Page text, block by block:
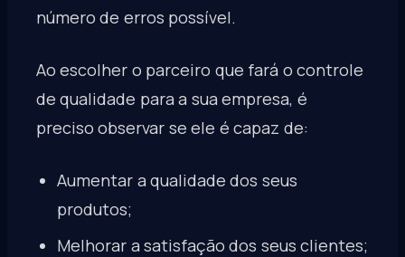
número de erros possível.
Ao escolher o parceiro que fará o controle
de qualidade para a sua empresa, é
preciso observar se ele é capaz de:
Aumentar a qualidade dos seus
produtos;
Melhorar a satisfação dos seus clientes;